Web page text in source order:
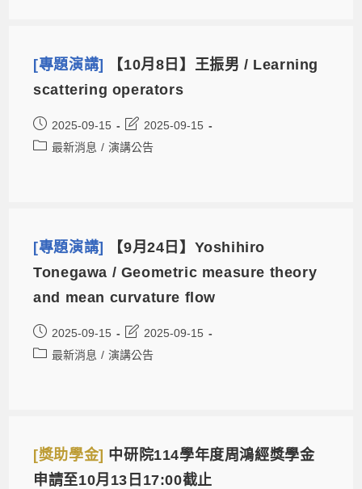
[專題演講]
【10月8日】王振男 / Learning
scattering operators
2025-09-15
2025-09-15
最新消息 / 演講公告
[專題演講]
【9月24日】Yoshihiro
Tonegawa / Geometric measure theory
and mean curvature flow
2025-09-15
2025-09-15
最新消息 / 演講公告
[獎助學金] 中研院114學年度周鴻經獎學金
申請至10月13日17:00截止